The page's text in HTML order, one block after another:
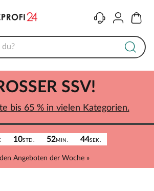
KontaktKonto
10STD. 52MIN. 44SEK.
Angeboten der Woche »
SSV!
bis 65 % in vielen Kategorien.